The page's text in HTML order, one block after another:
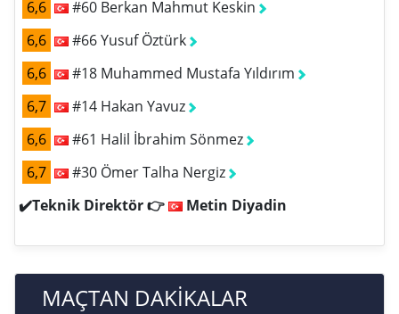
6,6
#60 Berkan Mahmut Keskin
6,6
#66 Yusuf Öztürk
6,6
#18 Muhammed Mustafa Yıldırım
6,7
#14 Hakan Yavuz
6,6
#61 Halil İbrahim Sönmez
6,7
#30 Ömer Talha Nergiz
✔️Teknik Direktör 👉
Metin Diyadin
MAÇTAN DAKİKALAR